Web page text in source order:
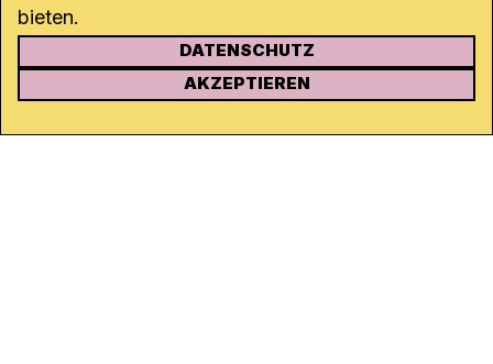
KONTAKT
Rohrerstrasse 20
bieten.
DATENSCHUTZ
AKZEPTIEREN